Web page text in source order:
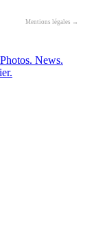
Mentions légales →
Photos. News.